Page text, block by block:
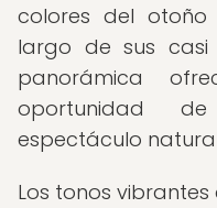
colores del otoño
largo de sus casi
panorámica
oportunidad
espectáculo
Los tonos